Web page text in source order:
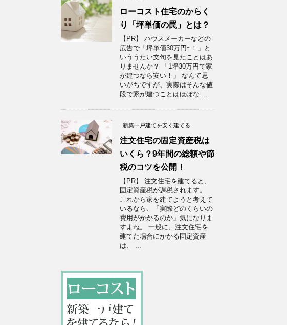
ローコスト住宅のからく
り「坪単価の罠」とは？
【PR】 ハウスメーカーなどの
広告で「坪単価30万円~！」と
いううたい文句を見たことはあ
りませんか？ 「1坪30万円で家
が建つなら安い！」 なんて思
いがちですが、実際はそんな値
段で家が建つことはほぼな ...
新築一戸建てを安く建てる
注文住宅の固定資産税は
いくら？9年間の総額や節
税のコツを公開！
【PR】 注文住宅を建てると、
固定資産税が課税されます。
これから家を建てようと考えて
いるなら、「実際どのくらいの
費用がかかるのか」気になりま
すよね。 一般に、注文住宅を
建てた場合にかかる固定資産
は、 ...